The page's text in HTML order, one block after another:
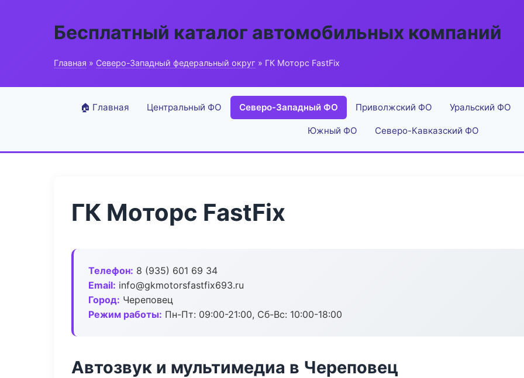
Бесплатный каталог автомобильных компаний
Главная » Северо-Западный федеральный округ » ГК Моторс FastFix
🏠 Главная Центральный ФО Северо-Западный ФО Приволжский ФО Уральский ФО
Южный ФО Северо-Кавказский ФО
ГК Моторс FastFix
Телефон: 8 (935) 601 69 34
Email: info@gkmotorsfastfix693.ru
Город: Череповец
Режим работы: Пн-Пт: 09:00-21:00, Сб-Вс: 10:00-18:00
Автозвук и мультимедиа в Череповец